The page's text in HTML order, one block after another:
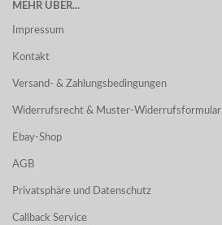
MEHR ÜBER...
Impressum
Kontakt
Versand- & Zahlungsbedingungen
Widerrufsrecht & Muster-Widerrufsformular
Ebay-Shop
AGB
Privatsphäre und Datenschutz
Callback Service